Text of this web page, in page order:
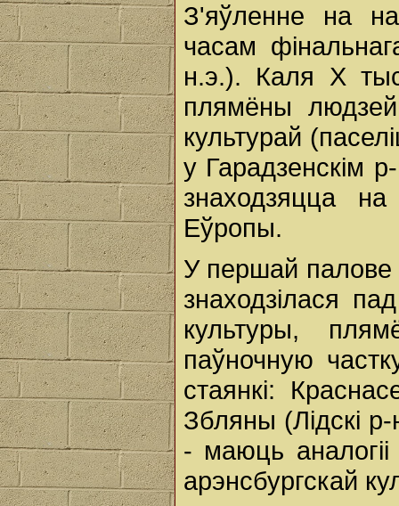
З'яўленне на
часам
н.э.). Каля Х
плямёны
культурай
у Гарадзенскім
знаходзяцца
Еўропы.
У першай палове
знаходзілася
культуры,
паўночную
стаянкі:
Збляны (Лідскі
- маюць
арэнсбургскай